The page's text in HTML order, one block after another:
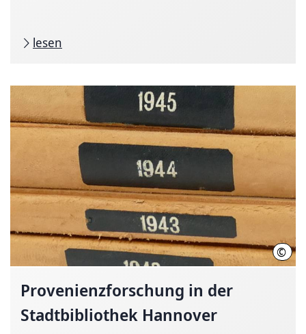
lesen
©
Provenienzforschung in der
Stadtbibliothek Hannover